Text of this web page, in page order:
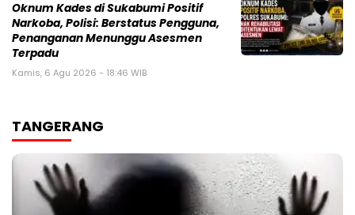
Oknum Kades di Sukabumi Positif
Narkoba, Polisi: Berstatus Pengguna,
Penanganan Menunggu Asesmen
Terpadu
Kamis, 6 Agu 2026 - 18:46 WIB
TANGERANG